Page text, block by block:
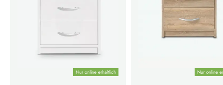
Nur online erhältlich Nur online